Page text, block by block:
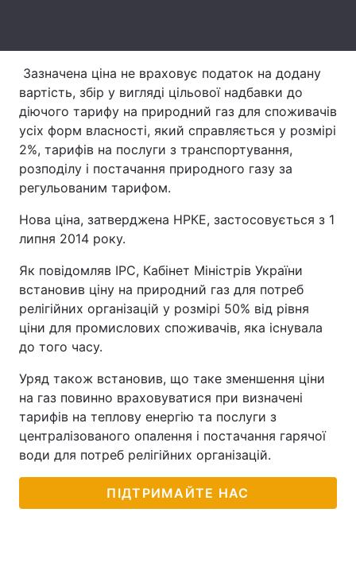
Зазначена ціна не враховує податок на додану
вартість, збір у вигляді цільової надбавки до
діючого тарифу на природний газ для споживачів
усіх форм власності, який справляється у розмірі
2%, тарифів на послуги з транспортування,
розподілу і постачання природного газу за
регульованим тарифом.
Нова ціна, затверджена НРКЕ, застосовується з 1
липня 2014 року.
Як повідомляв ІРС, Кабінет Міністрів України
встановив ціну на природний газ для потреб
релігійних організацій у розмірі 50% від рівня
ціни для промислових споживачів, яка існувала
до того часу.
Уряд також встановив, що таке зменшення ціни
на газ повинно враховуватися при визначені
тарифів на теплову енергію та послуги з
централізованого опалення і постачання гарячої
води для потреб релігійних організацій.
ПІДТРИМАЙТЕ НАС